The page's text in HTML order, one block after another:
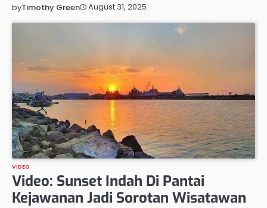
byTimothy Green August 31, 2025
VIDEO
Video: Sunset Indah Di Pantai
Kejawanan Jadi Sorotan Wisatawan